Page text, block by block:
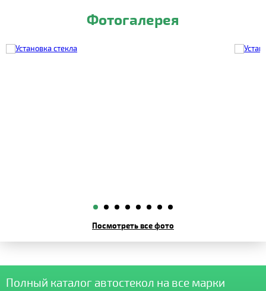
Фотогалерея
Посмотреть все фото
Полный каталог автостекол на все марки